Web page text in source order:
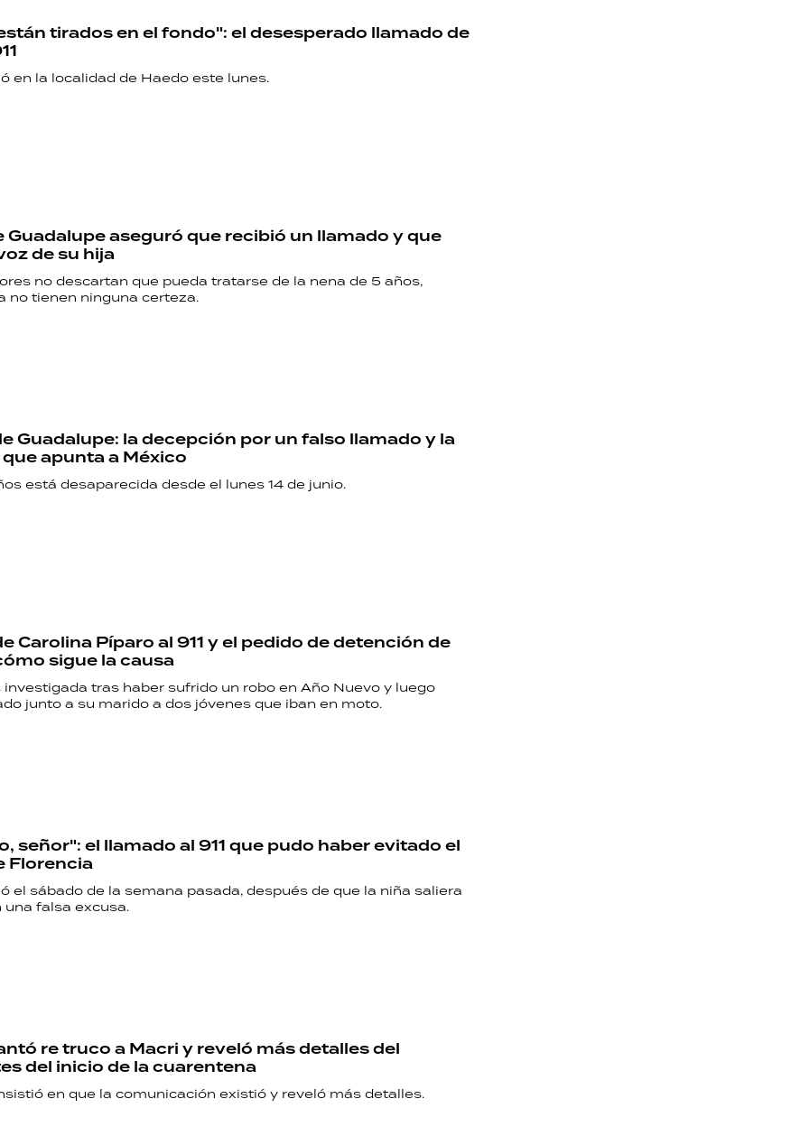
tirados en el fondo": el desesperado llamado de
en la localidad de Haedo este lunes.
Guadalupe aseguró que recibió un llamado y que
de su hija
no descartan que pueda tratarse de la nena de 5 años,
no tienen ninguna certeza.
Guadalupe: la decepción por un falso llamado y la
apunta a México
está desaparecida desde el lunes 14 de junio.
Carolina Píparo al 911 y el pedido de detención de
sigue la causa
investigada tras haber sufrido un robo en Año Nuevo y luego
junto a su marido a dos jóvenes que iban en moto.
señor": el llamado al 911 que pudo haber evitado el
Florencia
el sábado de la semana pasada, después de que la niña saliera
una falsa excusa.
re truco a Macri y reveló más detalles del
del inicio de la cuarentena
en que la comunicación existió y reveló más detalles.
HORÓSCOPO